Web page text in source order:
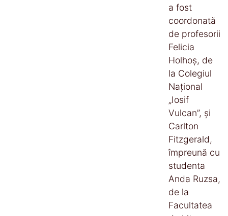
a fost
coordonată
de profesorii
Felicia
Holhoș, de
la Colegiul
Național
„Iosif
Vulcan”, și
Carlton
Fitzgerald,
împreună cu
studenta
Anda Ruzsa,
de la
Facultatea